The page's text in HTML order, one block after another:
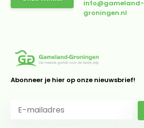
info@gameland-
groningen.nl
Abonneer je hier op onze nieuwsbrief!